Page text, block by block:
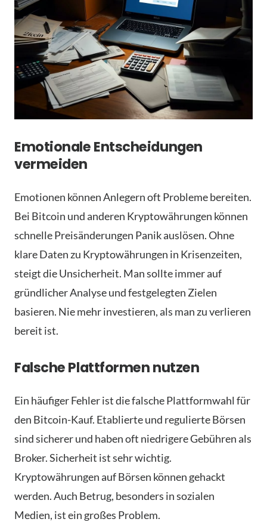
Emotionale Entscheidungen
vermeiden
Emotionen können Anlegern oft Probleme bereiten.
Bei Bitcoin und anderen Kryptowährungen können
schnelle Preisänderungen Panik auslösen. Ohne
klare Daten zu Kryptowährungen in Krisenzeiten,
steigt die Unsicherheit. Man sollte immer auf
gründlicher Analyse und festgelegten Zielen
basieren. Nie mehr investieren, als man zu verlieren
bereit ist.
Falsche Plattformen nutzen
Ein häufiger Fehler ist die falsche Plattformwahl für
den Bitcoin-Kauf. Etablierte und regulierte Börsen
sind sicherer und haben oft niedrigere Gebühren als
Broker. Sicherheit ist sehr wichtig.
Kryptowährungen auf Börsen können gehackt
werden. Auch Betrug, besonders in sozialen
Medien, ist ein großes Problem.